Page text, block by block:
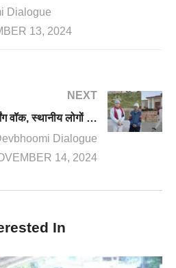
Dialogue
13, 2024
NEXT
गैरसैंण में सीएम धामी ने की मॉर्निंग वॉक, स्थानीय लोगों से मुलाकात, विकास कार्यों का लिया जायजा
Dialogue
14, 2024
In